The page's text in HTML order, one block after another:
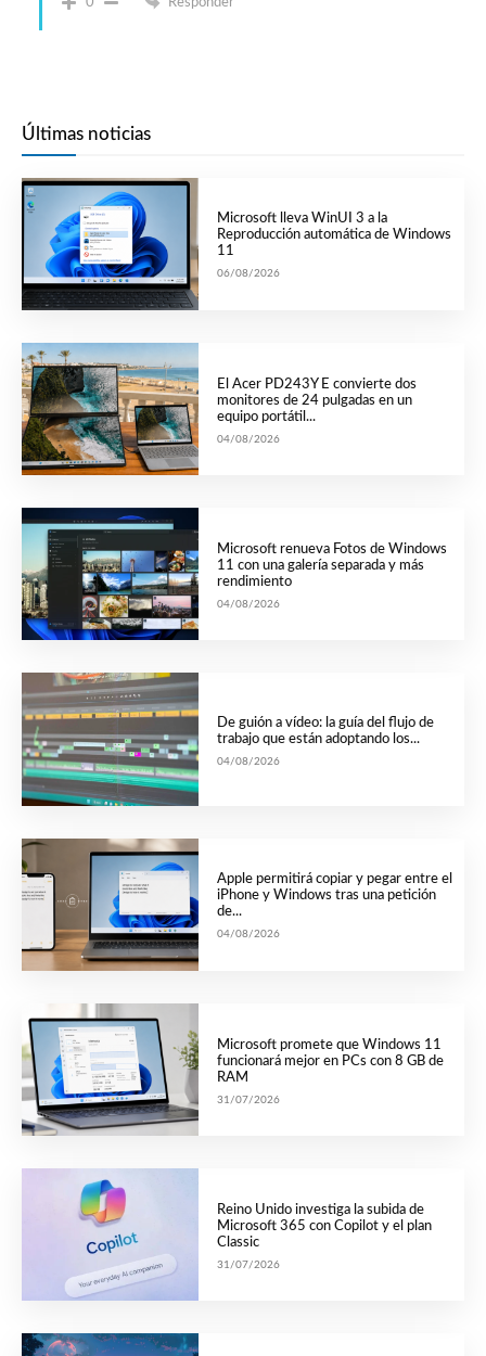
Últimas noticias
Microsoft lleva WinUI 3 a la
Reproducción automática de Windows
11
06/08/2026
El Acer PD243Y E convierte dos
monitores de 24 pulgadas en un
equipo portátil...
04/08/2026
Microsoft renueva Fotos de Windows
11 con una galería separada y más
rendimiento
04/08/2026
De guión a vídeo: la guía del flujo de
trabajo que están adoptando los...
04/08/2026
Apple permitirá copiar y pegar entre el
iPhone y Windows tras una petición
de...
04/08/2026
Microsoft promete que Windows 11
funcionará mejor en PCs con 8 GB de
RAM
31/07/2026
Reino Unido investiga la subida de
Microsoft 365 con Copilot y el plan
Classic
31/07/2026